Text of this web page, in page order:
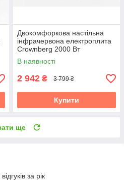
Двокомфоркова настільна
інфрачервона електроплита
Crownberg 2000 Вт
В наявності
2 942 ₴ 3 799 ₴
Купити
ще
за рік